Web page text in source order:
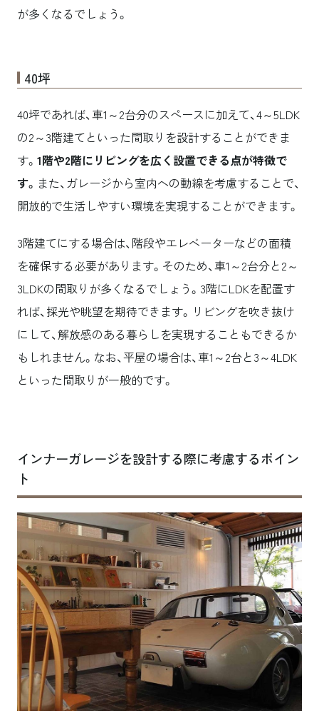
が多くなるでしょう。
40坪
40坪であれば、車1～2台分のスペースに加えて、4～5LDK
の2～3階建てといった間取りを設計することができま
す。 1階や2階にリビングを広く設置できる点が特徴で
す。 また、ガレージから室内への動線を考慮することで、
開放的で生活しやすい環境を実現することができます。
3階建てにする場合は、階段やエレベーターなどの面積
を確保する必要があります。そのため、車1～2台分と2～
3LDKの間取りが多くなるでしょう。3階にLDKを配置す
れば、採光や眺望を期待できます。リビングを吹き抜け
にして、解放感のある暮らしを実現することもできるか
もしれません。なお、平屋の場合は、車1～2台と3～4LDK
といった間取りが一般的です。
インナーガレージを設計する際に考慮するポイン
ト